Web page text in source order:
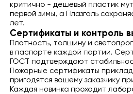
критично - дешевый пластик
первой зимы, а Плазгаль
лет.
Сертификаты и контроль
Плотность, толщину и
в паспорте каждой партии.
ГОСТ подтверждают
Пожарные сертификаты
пригодятся вашему заказчику
Каждая новинка проходит